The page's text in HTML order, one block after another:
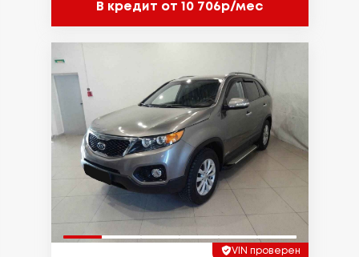
В кредит от 10 706р/мес
VIN проверен